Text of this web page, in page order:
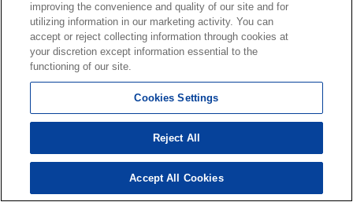
improving the convenience and quality of our site and for
utilizing information in our marketing activity. You can
accept or reject collecting information through cookies at
your discretion except information essential to the
functioning of our site.
Cookies Settings
Reject All
Accept All Cookies